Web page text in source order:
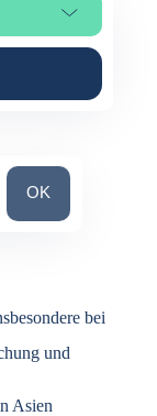
Suche nach
OK
bei
und
Asien